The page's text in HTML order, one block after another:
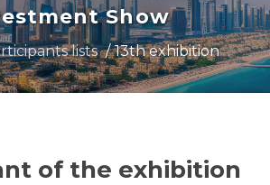
Show
lists 13th exhibition
of the exhibition